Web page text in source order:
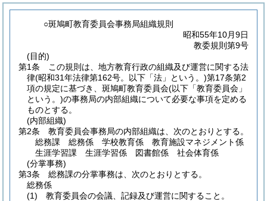
○斑鳩町教育委員会事務局組織規則
昭和55年10月9日
教委規則第9号
(目的)
第1条
この規則は、地方教育行政の組織及び運営に関する法
律(昭和31年法律第162号。以下「法」という。)第17条第2
項の規定に基づき、斑鳩町教育委員会(以下「教育委員会」
という。)の事務局の内部組織について必要な事項を定める
ものとする。
(内部組織)
第2条
教育委員会事務局の内部組織は、次のとおりとする。
総務課 総務係 学校教育係 教育施設マネジメント係
生涯学習課 生涯学習係 図書館係 社会体育係
(分掌事務)
第3条
総務課の分掌事務は、次のとおりとする。
総務係
(1) 教育委員会の会議、記録及び運営に関すること。